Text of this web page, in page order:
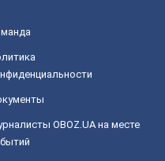
OBOZ.UA на месте